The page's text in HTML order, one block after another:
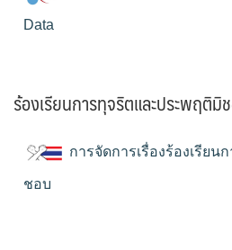
Data
ร้องเรียนการทุจริตและประพฤติมิ
การจัดการเรื่องร้องเรีย
ชอบ